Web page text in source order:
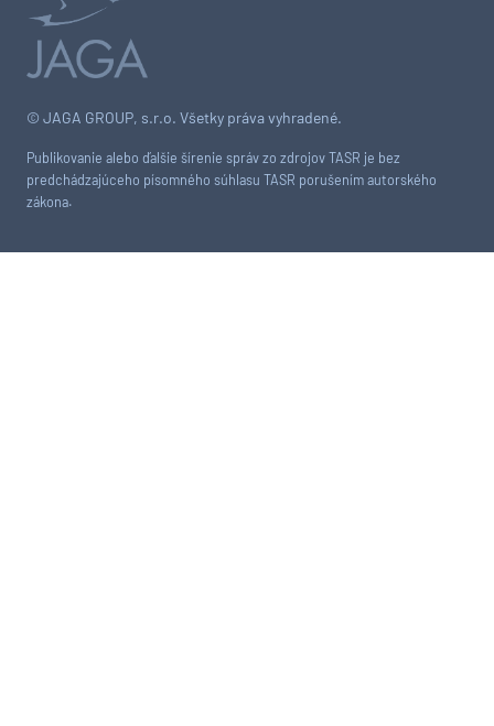
© JAGA GROUP, s.r.o. Všetky práva vyhradené.
Publikovanie alebo ďalšie šírenie správ zo zdrojov TASR je bez
predchádzajúceho písomného súhlasu TASR porušením autorského
zákona.